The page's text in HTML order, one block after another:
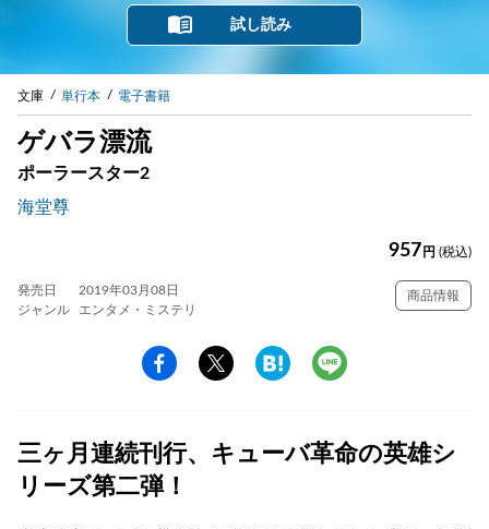
試し読み
文庫 単行本 電子書籍
ゲバラ漂流
ポーラースター2
海堂尊
957 円 (税込)
発売日
2019年03月08日
ジャンル
エンタメ・ミステリ
商品情報
三ヶ月連続刊行、キューバ革命の英雄シ
リーズ第二弾！